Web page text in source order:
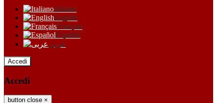
Italiano
English
Français
Español
عربى
Accedi
Accedi
button close ×